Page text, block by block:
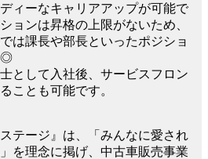
ィーなキャリアアップが可能で
ョンは昇格の上限がないため、
は課長や部長といったポジショ
◎
として入社後、サービスフロン
ことも可能です。
ステージ』は、「みんなに愛され
を理念に掲げ、中古車販売事業